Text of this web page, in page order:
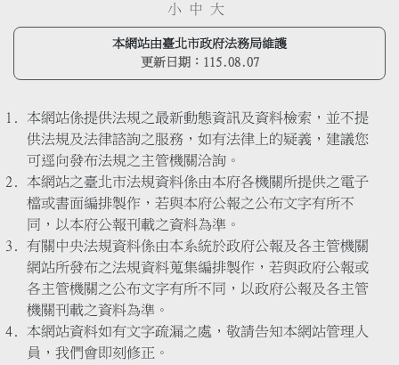
小 中 大
本網站由臺北市政府法務局維護
更新日期： 115.08.07
本網站係提供法規之最新動態資訊及資料檢索，並不提
供法規及法律諮詢之服務，如有法律上的疑義，建議您
可逕向發布法規之主管機關洽詢。
本網站之臺北市法規資料係由本府各機關所提供之電子
檔或書面編排製作，若與本府公報之公布文字有所不
同，以本府公報刊載之資料為準。
有關中央法規資料係由本系統於政府公報及各主管機關
網站所發布之法規資料蒐集編排製作，若與政府公報或
各主管機關之公布文字有所不同，以政府公報及各主管
機關刊載之資料為準。
本網站資料如有文字疏漏之處，敬請告知本網站管理人
員，我們會即刻修正。